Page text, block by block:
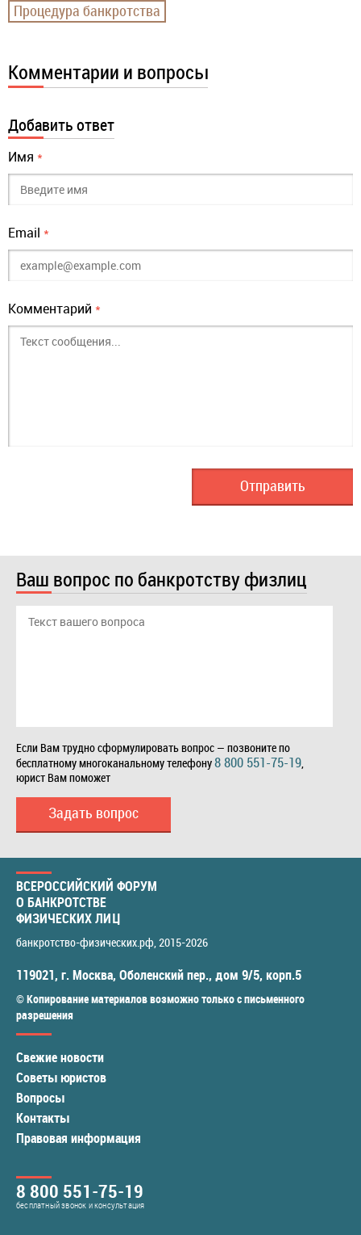
Процедура банкротства
Комментарии и вопросы
Добавить ответ
Имя *
Email *
Комментарий *
Ваш вопрос по банкротству физлиц
Если Вам трудно сформулировать вопрос — позвоните по
бесплатному многоканальному телефону8 800 551-75-19,
юрист Вам поможет
Задать вопрос
ВСЕРОССИЙСКИЙ ФОРУМ
О БАНКРОТСТВЕ
ФИЗИЧЕСКИХ ЛИЦ
банкротство-физических.рф, 2015-2026
119021, г. Москва, Оболенский пер., дом 9/5, корп.5
© Копирование материалов возможно только с письменного
разрешения
Свежие новости
Советы юристов
Вопросы
Контакты
Правовая информация
8 800 551-75-19
бесплатный звонок и консультация